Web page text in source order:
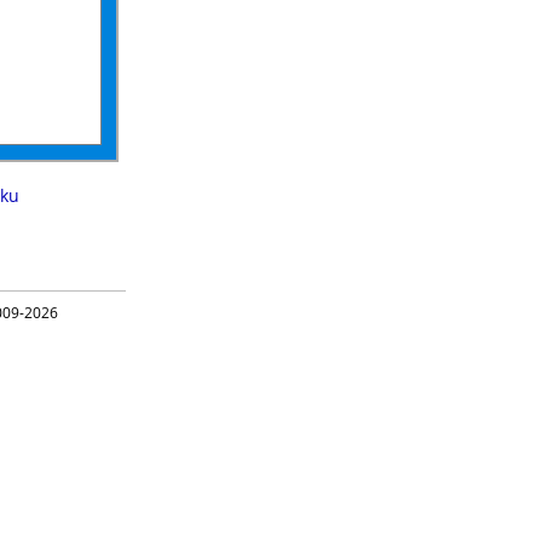
2026